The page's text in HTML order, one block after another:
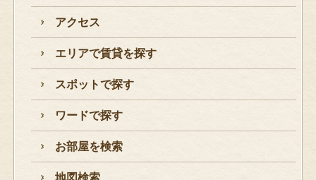
アクセス
エリアで賃貸を探す
スポットで探す
ワードで探す
お部屋を検索
地図検索